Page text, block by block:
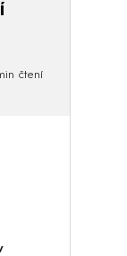
čtení